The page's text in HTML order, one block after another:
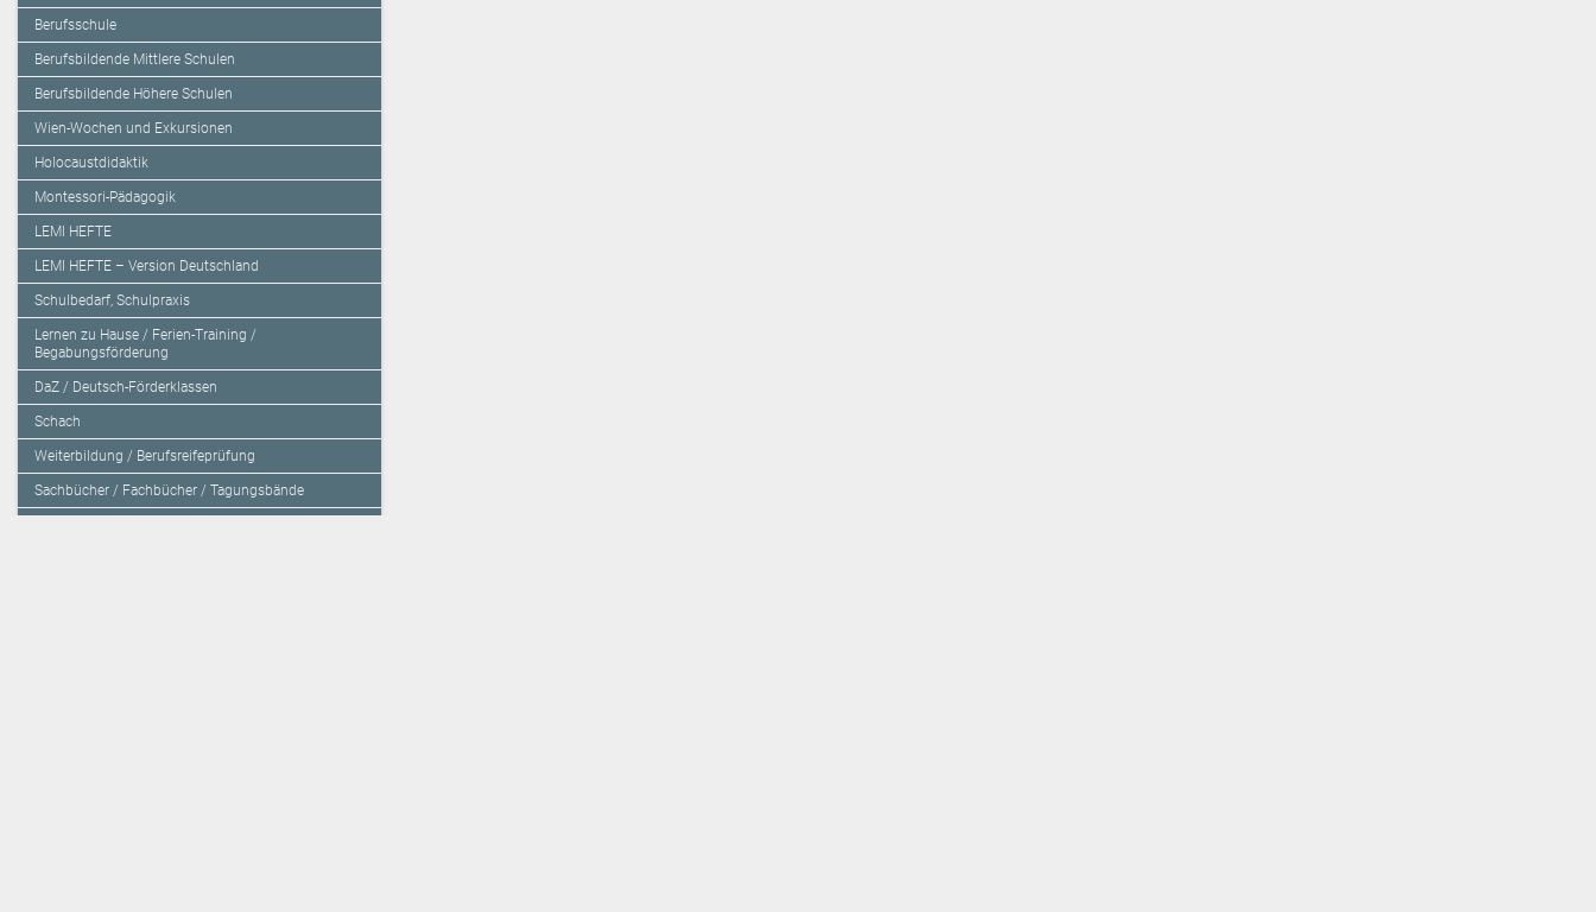
Berufsschule
Berufsbildende Mittlere Schulen
Berufsbildende Höhere Schulen
Wien-Wochen und Exkursionen
Holocaustdidaktik
Montessori-Pädagogik
LEMI HEFTE
LEMI HEFTE – Version Deutschland
Schulbedarf, Schulpraxis
Lernen zu Hause / Ferien-Training /
Begabungsförderung
DaZ / Deutsch-Förderklassen
Schach
Weiterbildung / Berufsreifeprüfung
Sachbücher / Fachbücher / Tagungsbände